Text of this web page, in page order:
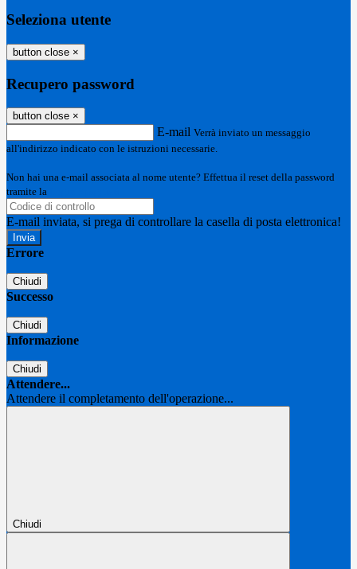
Seleziona utente
button close ×
Recupero password
button close ×
E-mail Verrà inviato un messaggio
all'indirizzo indicato con le istruzioni necessarie.
Non hai una e-mail associata al nome utente? Effettua il reset della password
tramite la
E-mail inviata, si prega di controllare la casella di posta elettronica!
Errore
Chiudi
Successo
Chiudi
Informazione
Chiudi
Attendere...
Attendere il completamento dell'operazione...
Chiudi